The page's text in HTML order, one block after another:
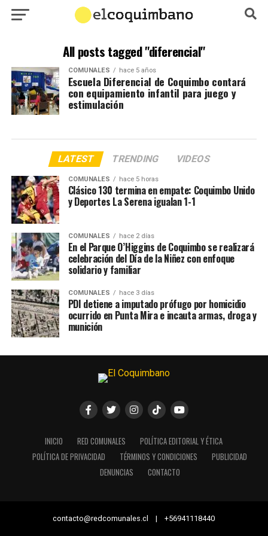
All posts tagged "diferencial"
COMUNALES hace 5 años
Escuela Diferencial de Coquimbo contará
con equipamiento infantil para juego y
estimulación
LATEST TRENDING VIDEOS
COMUNALES hace 5 horas
Clásico 130 termina en empate: Coquimbo Unido
y Deportes La Serena igualan 1-1
COMUNALES hace 2 días
En el Parque O’Higgins de Coquimbo se realizará
celebración del Día de la Niñez con enfoque
solidario y familiar
COMUNALES hace 3 días
PDI detiene a imputado prófugo por homicidio
ocurrido en Punta Mira e incauta armas, droga y
munición
INICIO RED COMUNALES
POLÍTICA EDITORIAL Y ÉTICA
POLÍTICA DE PRIVACIDAD
TÉRMINOS Y CONDICIONES
PUBLICIDAD
DENUNCIAS
CONTACTO
contacto@redcomunales.cl | +56941118440